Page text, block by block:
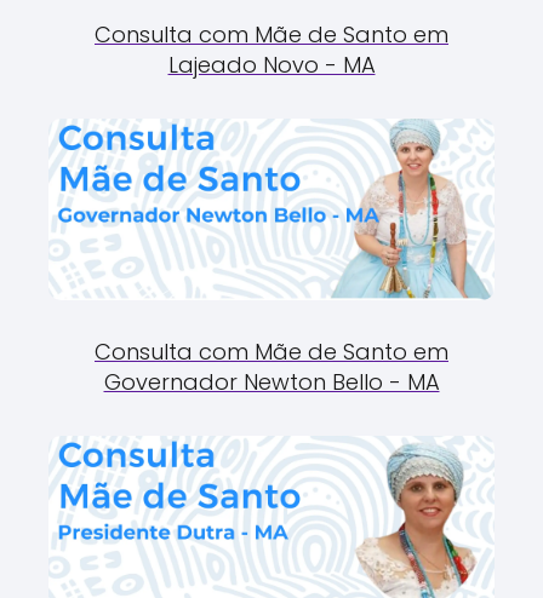
Consulta com Mãe de Santo em
Lajeado Novo - MA
Consulta com Mãe de Santo em
Governador Newton Bello - MA